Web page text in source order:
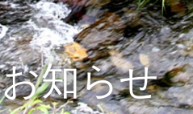
お知らせ